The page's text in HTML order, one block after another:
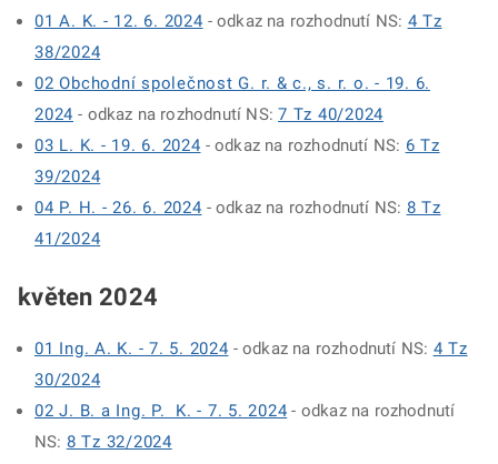
01 A. K. - 12. 6. 2024 - odkaz na rozhodnutí NS: 4 Tz
38/2024
02 Obchodní společnost G. r. & c., s. r. o. - 19. 6.
2024 - odkaz na rozhodnutí NS:7 Tz 40/2024
03 L. K. - 19. 6. 2024 - odkaz na rozhodnutí NS: 6 Tz
39/2024
04 P. H. - 26. 6. 2024 - odkaz na rozhodnutí NS: 8 Tz
41/2024
květen 2024
01 Ing. A. K. - 7. 5. 2024 - odkaz na rozhodnutí NS: 4 Tz
30/2024
02 J. B. a Ing. P. K. - 7. 5. 2024 - odkaz na rozhodnutí
NS: 8 Tz 32/2024